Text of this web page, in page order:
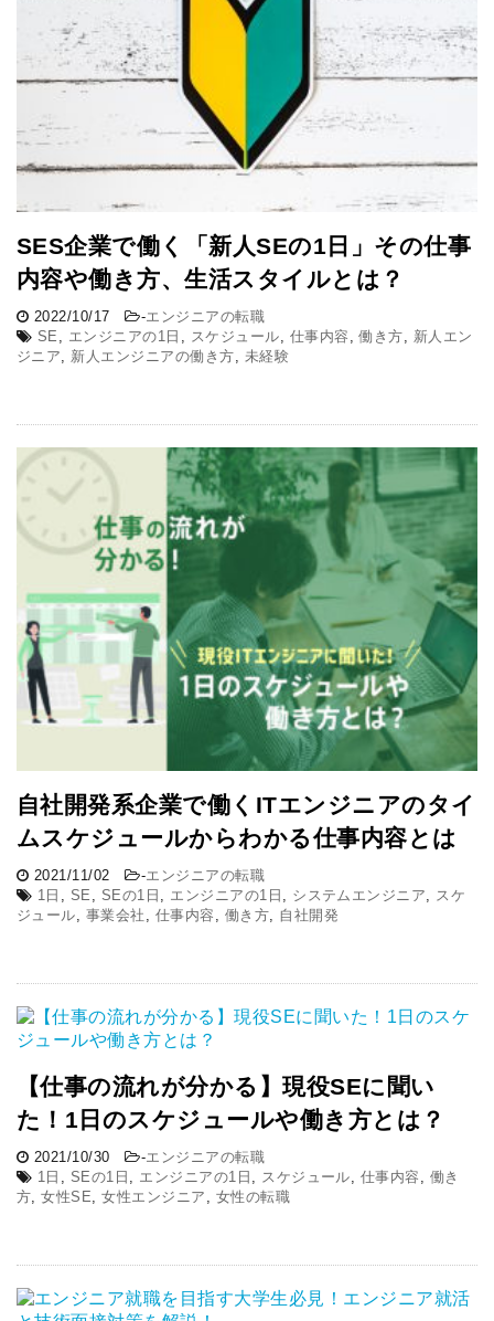
SES企業で働く「新人SEの1日」その仕事
内容や働き方、生活スタイルとは？
2022/10/17 -エンジニアの転職
SE , エンジニアの1日 , スケジュール, 仕事内容 ,働き方, 新人エン
ジニア, 新人エンジニアの働き方, 未経験
自社開発系企業で働くITエンジニアのタイ
ムスケジュールからわかる仕事内容とは
2021/11/02 -エンジニアの転職
1日
SE SEの1日 エンジニアの1日 システムエンジニア
スケ
ジュール
事業会社 仕事内容 働き方 自社開発
【仕事の流れが分かる】現役SEに聞い
た！1日のスケジュールや働き方とは？
2021/10/30 -エンジニアの転職
1日
SEの1日 エンジニアの1日 スケジュール 仕事内容
働き
方 ,女性SE ,女性エンジニア 女性の転職